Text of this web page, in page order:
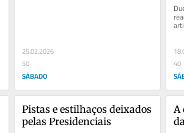
25.02.2026
50
SÁBADO
40
Pistas e estilhaços deixados
pelas Presidenciais
A